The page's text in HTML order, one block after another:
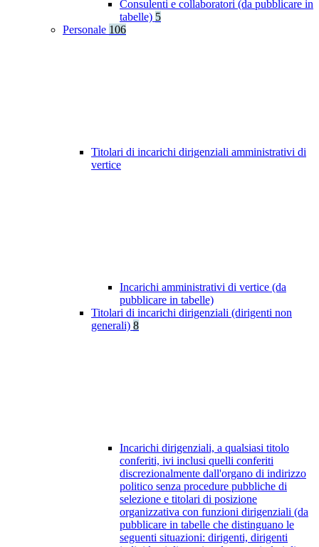
Consulenti e collaboratori (da pubblicare in
tabelle) 5
Personale 106
Titolari di incarichi dirigenziali amministrativi di
vertice
Incarichi amministrativi di vertice (da
pubblicare in tabelle)
Titolari di incarichi dirigenziali (dirigenti non
generali) 8
Incarichi dirigenziali, a qualsiasi titolo
conferiti, ivi inclusi quelli conferiti
discrezionalmente dall'organo di indirizzo
politico senza procedure pubbliche di
selezione e titolari di posizione
organizzativa con funzioni dirigenziali (da
pubblicare in tabelle che distinguano le
seguenti situazioni: dirigenti, dirigenti